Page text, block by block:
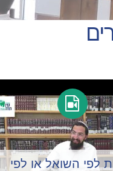
לפי השואל או לפי